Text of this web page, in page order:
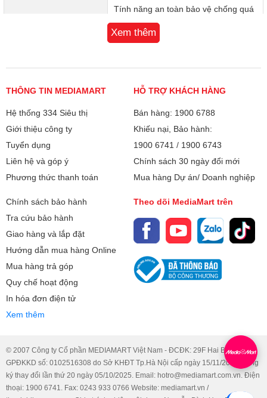
Tính năng an toàn bảo vệ chống quá
nhiệt
Ngăn chứa đồ tiện dụng
Khối lượng: 11.8kg
Bảo hành 24 tháng + 1 đổi 1 trong 90 ngày
Xuất xứ
Xem thêm
THÔNG TIN MEDIAMART
Hệ thống 334 Siêu thị
Giới thiệu công ty
Tuyển dụng
Liên hệ và góp ý
Phương thức thanh toán
HỖ TRỢ KHÁCH HÀNG
Bán hàng: 1900 6788
Khiếu nại, Bảo hành:
1900 6741 / 1900 6743
Chính sách 30 ngày đổi mới
Mua hàng Dự án/ Doanh nghiệp
Chính sách bảo hành
Tra cứu bảo hành
Giao hàng và lắp đặt
Hướng dẫn mua hàng Online
Mua hàng trả góp
Quy chế hoạt động
In hóa đơn điện tử
Xem thêm
Theo dõi MediaMart trên
© 2007 Công ty Cổ phần MEDIAMART Việt Nam - ĐCĐK: 29F Hai Bà Trưng.
GPĐKKD số: 0102516308 do Sở KHĐT Tp.Hà Nội cấp ngày 15/11/2007, đăng
ký thay đổi lần thứ 20 ngày 05/10/2025. Email: hotro@mediamart.com.vn. Điện
thoại: 1900 6741. Fax: 0243 933 0766 Website: mediamart.vn /